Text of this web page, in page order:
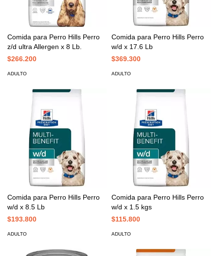
Comida para Perro Hills Perro
z/d ultra Allergen x 8 Lb.
$266.200
ADULTO
Comida para Perro Hills Perro
w/d x 17.6 Lb
$369.300
ADULTO
Comida para Perro Hills Perro
w/d x 8.5 Lb
$193.800
ADULTO
Comida para Perro Hills Perro
w/d x 1.5 kgs
$115.800
ADULTO